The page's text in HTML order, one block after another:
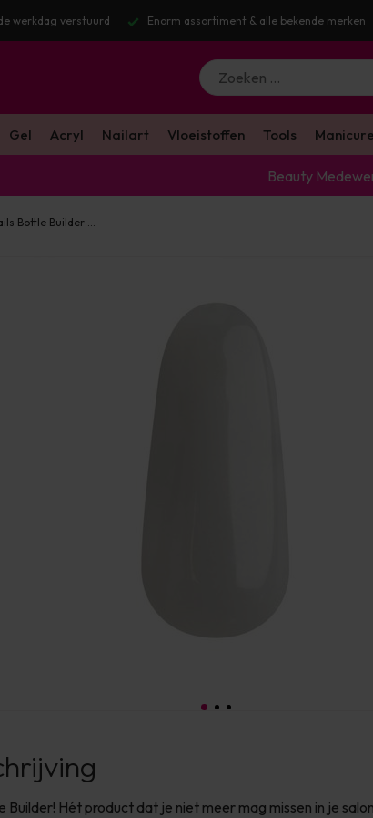
merken Gratis verzending v.a. €100 excl. BTW Voor
Gel Acryl Nailart Vloeistoffen Tools Manicure
Beauty
Bottle Builder ...
Builder! Hét product dat je niet meer mag missen in je